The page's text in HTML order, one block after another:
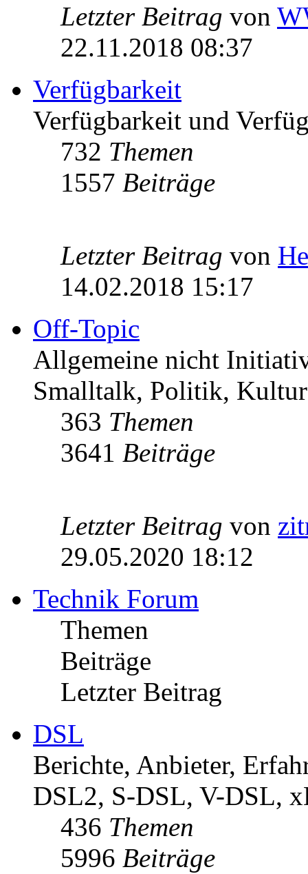
Letzter Beitrag von
22.11.2018 08:37
Verfügbarkeit
Verfügbarkeit und
732 Themen
1557 Beiträge
Letzter Beitrag von
14.02.2018 15:17
Off-Topic
Allgemeine nicht
Smalltalk, Politik, Kultur
363 Themen
3641 Beiträge
Letzter Beitrag von
29.05.2020 18:12
Technik Forum
Themen
Beiträge
Letzter Beitrag
DSL
Berichte, Anbieter,
DSL2, S-DSL, V-DSL,
436 Themen
5996 Beiträge